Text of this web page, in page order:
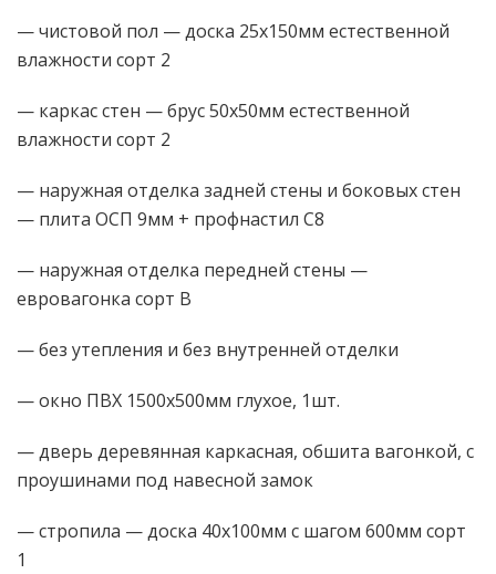
— чистовой пол — доска 25х150мм естественной
влажности сорт 2
— каркас стен — брус 50х50мм естественной
влажности сорт 2
— наружная отделка задней стены и боковых стен
— плита ОСП 9мм + профнастил С8
— наружная отделка передней стены —
евровагонка сорт В
— без утепления и без внутренней отделки
— окно ПВХ 1500х500мм глухое, 1шт.
— дверь деревянная каркасная, обшита вагонкой, с
проушинами под навесной замок
— стропила — доска 40х100мм с шагом 600мм сорт
1